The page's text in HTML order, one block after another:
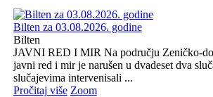
Bilten za 03.08.2026. godine
Bilten
JAVNI RED I MIR Na području Zeničko-
javni red i mir je narušen u dvadeset dva
slučajevima intervenisali ...
Pročitaj više Zoom